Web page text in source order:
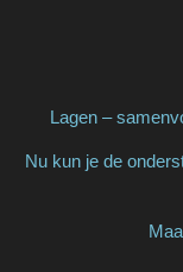
Lagen –
Nu kun je de